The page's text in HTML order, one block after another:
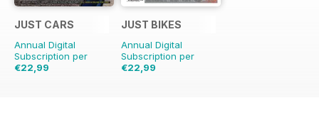
JUST CARS
Annual Digital
Subscription per
€22,99
JUST BIKES
Annual Digital
Subscription per
€22,99